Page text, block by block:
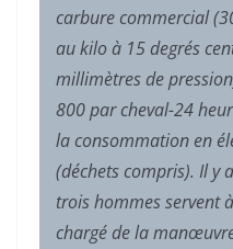
carbure commercial
au kilo à 15 degrés
millimètres de
800 par cheval-24
la consommation en
(déchets compris). Il y
trois hommes servent
chargé de la